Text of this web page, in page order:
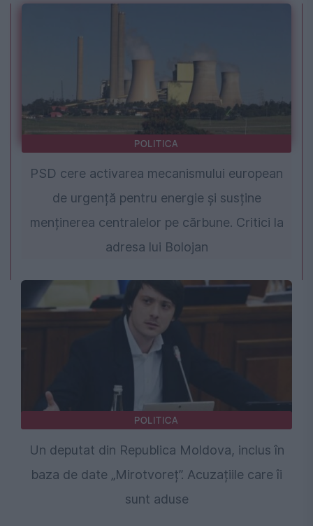
POLITICA
PSD cere activarea mecanismului european
de urgență pentru energie și susține
menținerea centralelor pe cărbune. Critici la
adresa lui Bolojan
POLITICA
Un deputat din Republica Moldova, inclus în
baza de date „Mirotvoreț”. Acuzațiile care îi
sunt aduse